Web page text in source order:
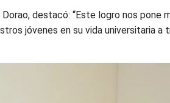
destacó: “Este logro nos pone
jóvenes en su vida universitaria